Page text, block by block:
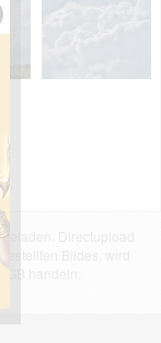
Directupload
Bildes, wird
handeln.